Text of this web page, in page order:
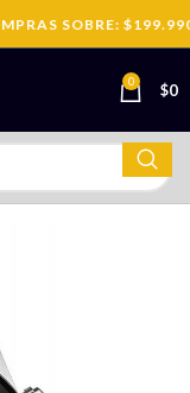
SOBRE: $199.990
0 $0